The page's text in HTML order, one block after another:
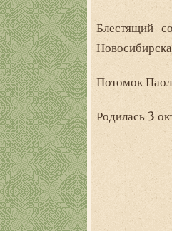
Блестящий
Потомок
Родилась 3